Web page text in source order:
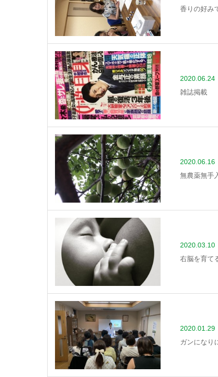
香りの好み
2020.06.24
雑誌掲載
2020.06.16
無農薬無手
2020.03.10
右脳を育て
2020.01.29
ガンになり